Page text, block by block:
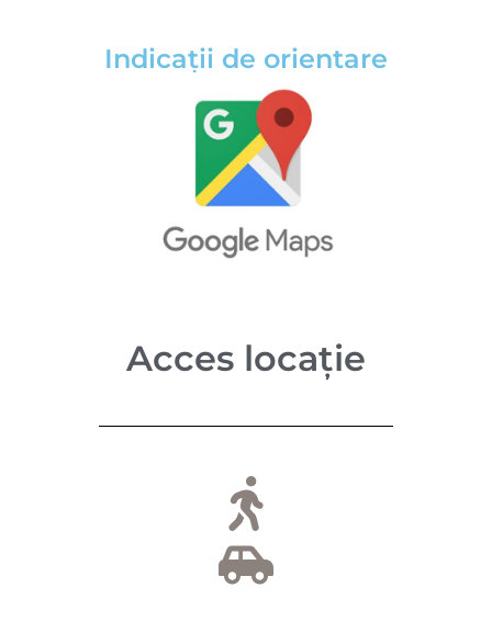
Indicații de orientare
Acces locație